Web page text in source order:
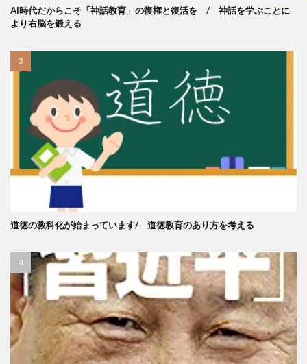
AI時代だからこそ「神話教育」の復権と復活を / 神話を学ぶことに
より右脳を鍛える
道徳の教科化が始まっています/ 道徳教育のあり方を考える